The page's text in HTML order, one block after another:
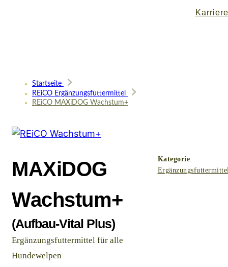
Karriere
Startseite
REiCO Ergänzungsfuttermittel
REiCO MAXiDOG Wachstum+
MAXiDOG
Wachstum+
(Aufbau-Vital Plus)
Ergänzungsfuttermittel für alle
Hundewelpen
Kategorie: